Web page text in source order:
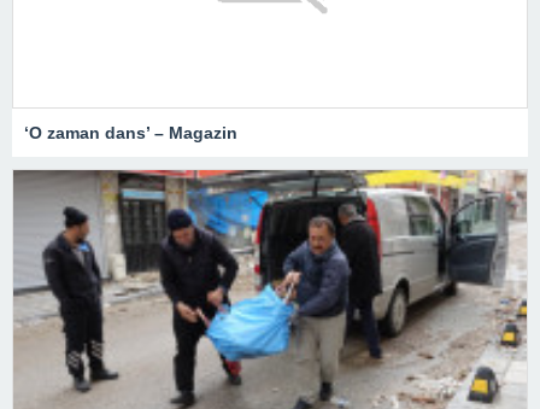
‘O zaman dans’ – Magazin